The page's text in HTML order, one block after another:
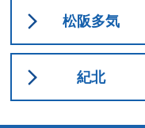
松阪多気
紀北